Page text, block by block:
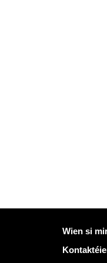
Méi Info op
Wien si